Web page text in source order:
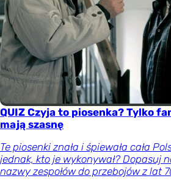
QUIZ Czyja to piosenka? Tylko
mają szasnę
Te piosenki znała i śpiewała cała
jednak, kto je wykonywał? Dopasuj
nazwy zespołów do przebojów z lat